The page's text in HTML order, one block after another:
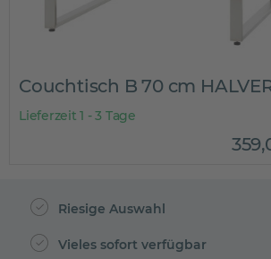
Couchtisch B 70 cm
Lieferzeit 1 - 3 Tage
359,
Riesige Auswahl
Vieles sofort verfügbar